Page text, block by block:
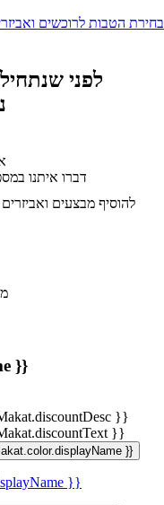
בחירת הטבות לרוכשים
לפני
דברו איתנו
להוסיף מבצעים
}}
}}
}}
}}
}}